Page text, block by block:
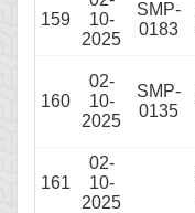
159
10-
2025
SMP-
0183
160
02-
10-
2025
SMP-
0135
161
02-
10-
2025